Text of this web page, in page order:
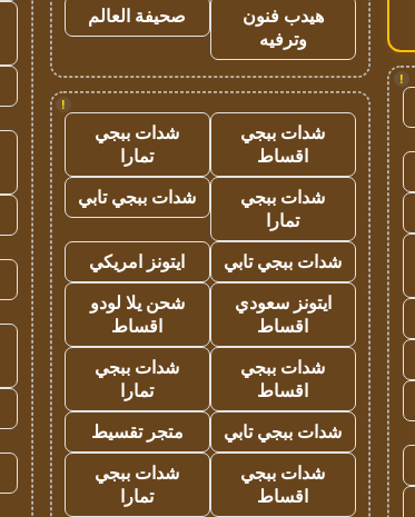
!
هيدب فنون
وترفيه
صحيفة العالم
!
شدات ببجي
اقساط
شدات ببجي
تمارا
شدات ببجي
تمارا
شدات ببجي تابي
شدات ببجي تابي
ايتونز امريكي
ايتونز سعودي
اقساط
شحن يلا لودو
اقساط
شدات ببجي
اقساط
شدات ببجي
تمارا
شدات ببجي تابي
متجر تقسيط
شدات ببجي
اقساط
شدات ببجي
تمارا